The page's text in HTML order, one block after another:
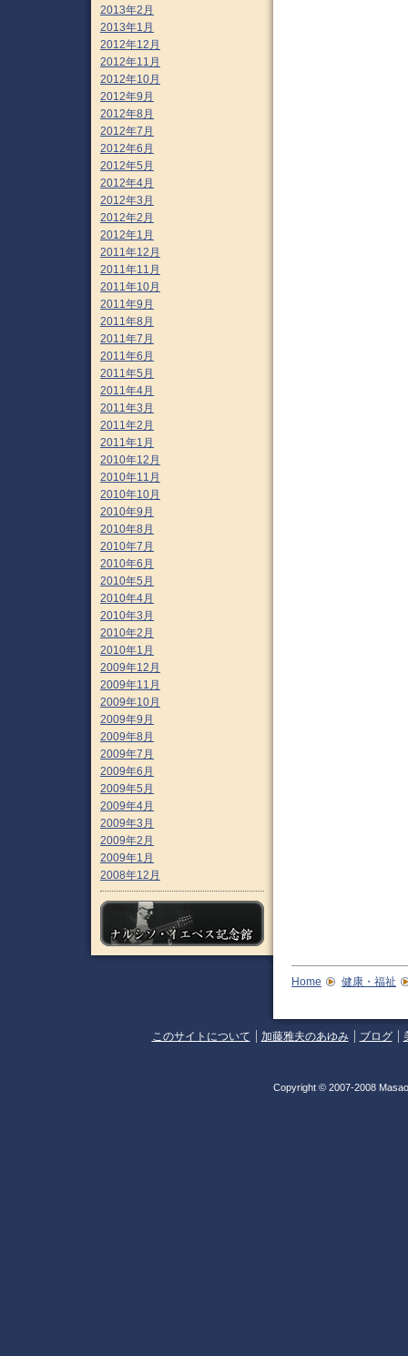
2013年2月
2013年1月
2012年12月
2012年11月
2012年10月
2012年9月
2012年8月
2012年7月
2012年6月
2012年5月
2012年4月
2012年3月
2012年2月
2012年1月
2011年12月
2011年11月
2011年10月
2011年9月
2011年8月
2011年7月
2011年6月
2011年5月
2011年4月
2011年3月
2011年2月
2011年1月
2010年12月
2010年11月
2010年10月
2010年9月
2010年8月
2010年7月
2010年6月
2010年5月
2010年4月
2010年3月
2010年2月
2010年1月
2009年12月
2009年11月
2009年10月
2009年9月
2009年8月
2009年7月
2009年6月
2009年5月
2009年4月
2009年3月
2009年2月
2009年1月
2008年12月
Home 健康・福祉
このサイトについて 加藤雅夫のあゆみ ブログ
Copyright © 2007-2008